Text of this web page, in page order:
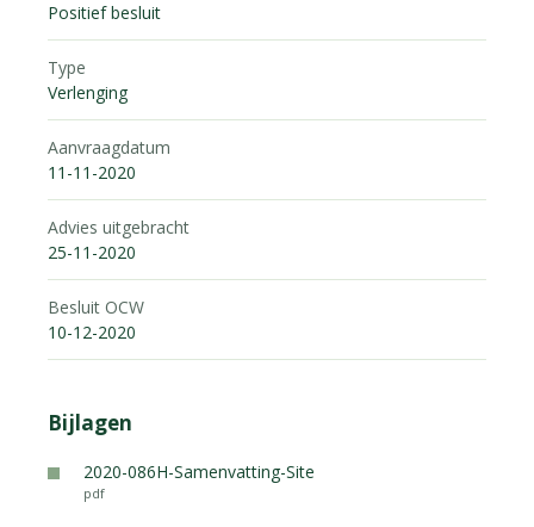
Positief besluit
Type
Verlenging
Aanvraagdatum
11-11-2020
Advies uitgebracht
25-11-2020
Besluit OCW
10-12-2020
Bijlagen
2020-086H-Samenvatting-Site
pdf